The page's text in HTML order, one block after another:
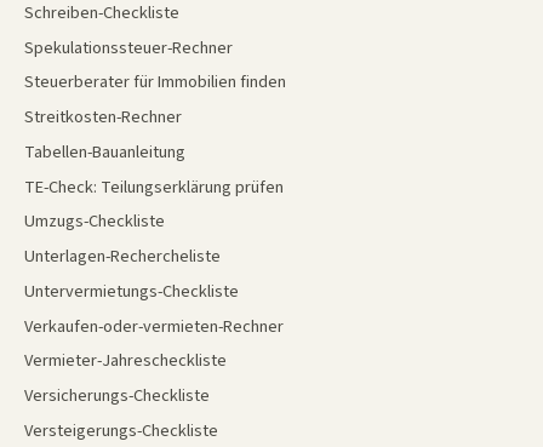
Schreiben-Checkliste
Spekulationssteuer-Rechner
Steuerberater für Immobilien finden
Streitkosten-Rechner
Tabellen-Bauanleitung
TE-Check: Teilungserklärung prüfen
Umzugs-Checkliste
Unterlagen-Rechercheliste
Untervermietungs-Checkliste
Verkaufen-oder-vermieten-Rechner
Vermieter-Jahrescheckliste
Versicherungs-Checkliste
Versteigerungs-Checkliste